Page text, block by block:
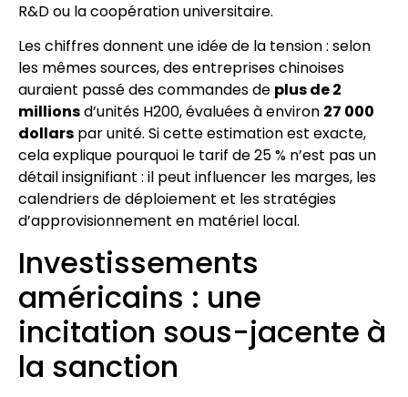
R&D ou la coopération universitaire.
Les chiffres donnent une idée de la tension : selon
les mêmes sources, des entreprises chinoises
auraient passé des commandes de plus de 2
millionsd’unités H200, évaluées à environ 27 000
dollars par unité. Si cette estimation est exacte,
cela explique pourquoi le tarif de 25 % n’est pas un
détail insignifiant : il peut influencer les marges, les
calendriers de déploiement et les stratégies
d’approvisionnement en matériel local.
Investissements
américains : une
incitation sous-jacente à
la sanction